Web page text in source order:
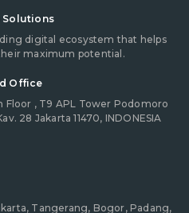
Solutions
digital ecosystem that helps
maximum potential.
Office
Floor , T9 APL Tower Podomoro
28 Jakarta 11470, INDONESIA
Tangerang, Bogor, Padang,